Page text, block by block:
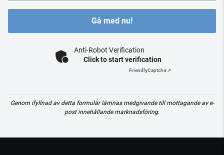
Gå med nu!
Anti-Robot Verification
Click to start verification
FriendlyCaptcha ⇗
Genom ifyllnad av detta formulär lämnas medgivande till mottagande av e-
post innehållande marknadsföring.